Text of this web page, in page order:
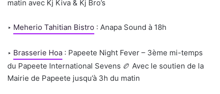
matin avec Kj Kiva & Kj Bro’s
‣ Meherio Tahitian Bistro : Anapa Sound à 18h
‣ Brasserie Hoa : Papeete Night Fever – 3ème mi-temps
du Papeete International Sevens 🏉 Avec le soutien de la
Mairie de Papeete jusqu’à 3h du matin